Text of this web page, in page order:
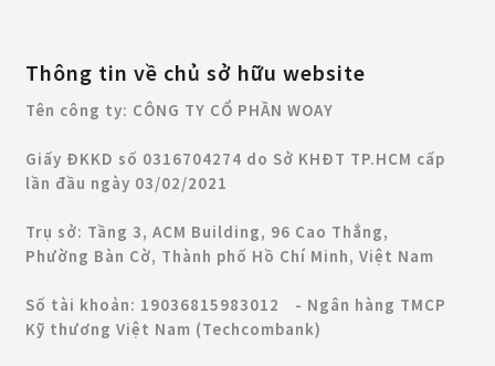
Thông tin về chủ sở hữu website
Tên công ty: CÔNG TY CỔ PHẦN WOAY
Giấy ĐKKD số 0316704274 do Sở KHĐT TP.HCM cấp
lần đầu ngày 03/02/2021
Trụ sở: Tầng 3, ACM Building, 96 Cao Thắng,
Phường Bàn Cờ, Thành phố Hồ Chí Minh, Việt Nam
Số tài khoản: 19036815983012 - Ngân hàng TMCP
Kỹ thương Việt Nam (Techcombank)